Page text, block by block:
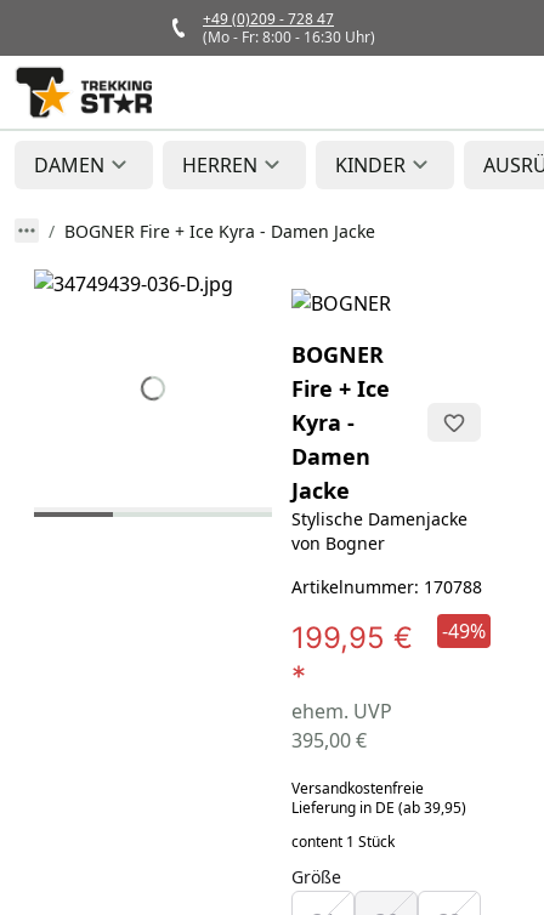
+49 (0)209 - 728 47
(Mo - Fr: 8:00 - 16:30 Uhr)
DAMEN HERREN KINDER
BOGNER Fire + Ice Kyra - Damen Jacke
BOGNER
Fire + Ice
Kyra -
Damen
Jacke
Stylische Damenjacke
von Bogner
Artikelnummer: 170788
199,95 €
*
ehem. UVP
395,00 €
-49%
Versandkostenfreie
Lieferung in DE (ab 39,95)
content 1 Stück
Größe